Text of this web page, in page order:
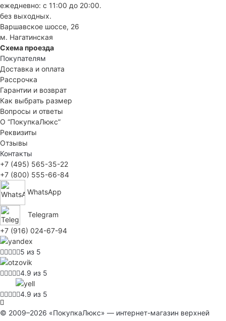
ежедневно: с 11:00 до 20:00.
без выходных.
Варшавское шоссе, 26
м. Нагатинская
Схема проезда
Покупателям
Доставка и оплата
Рассрочка
Гарантии и возврат
Как выбрать размер
Вопросы и ответы
О “ПокупкаЛюкс”
Реквизиты
Отзывы
Контакты
+7 (495) 565-35-22
+7 (800) 555-66-84
WhatsApp
Telegram
+7 (916) 024-67-94
5 из 5
4.9 из 5
4.9 из 5
© 2009–2026 «ПокупкаЛюкс» — интернет-магазин верхней